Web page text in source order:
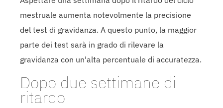
mestruale aumenta notevolmente la precisione
del test di gravidanza. A questo punto, la maggior
parte dei test sarà in grado di rilevare la
gravidanza con un'alta percentuale di accuratezza.
Dopo due settimane di
ritardo